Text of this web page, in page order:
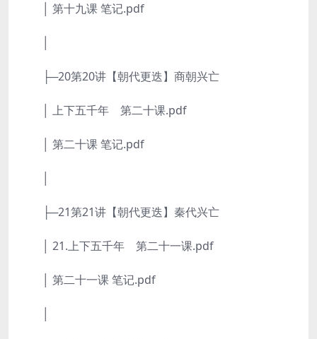
│ 第十九课 笔记.pdf
├─20第20讲【朝代更迭】商朝兴亡
│ 上下五千年 第二十课.pdf
│ 第二十课 笔记.pdf
├─21第21讲【朝代更迭】秦代兴亡
│ 21.上下五千年 第二十一课.pdf
│ 第二十一课 笔记.pdf